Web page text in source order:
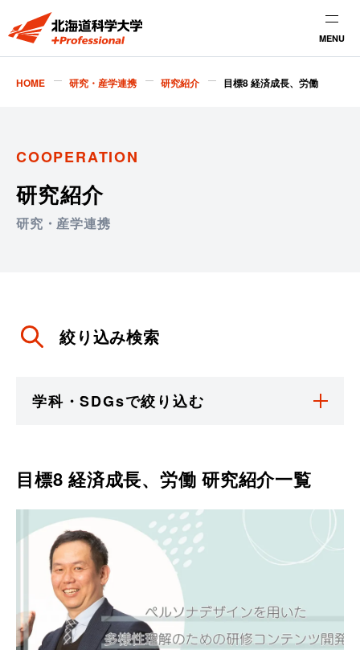
MENU
HOME 研究・産学連携 研究紹介 目標8 経済成長、労働
COOPERATION
研究紹介
研究・産学連携
絞り込み検索
学科・SDGsで絞り込む
目標8 経済成長、労働 研究紹介一覧